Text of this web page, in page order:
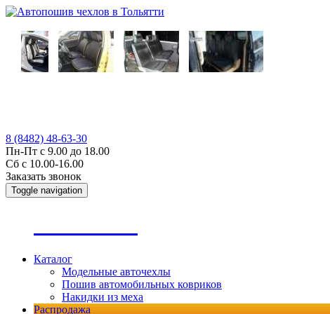
8 (8482) 48-63-30
Пн-Пт с 9.00 до 18.00
Сб с 10.00-16.00
Заказать звонок
Toggle navigation
Каталог
Модельные авточехлы
Пошив автомобильных ковриков
Накидки из меха
Распродажа